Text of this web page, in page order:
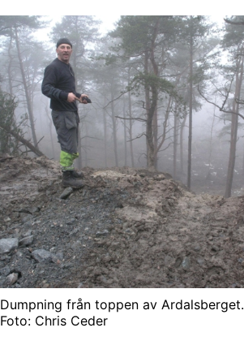
Dumpning från toppen av Ardalsberget.
Foto: Chris Ceder